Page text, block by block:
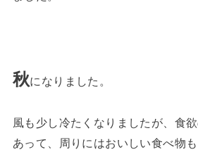
秋になりました。
風も少し冷たくなりましたが、食
あって、周りにはおいしい食べ物